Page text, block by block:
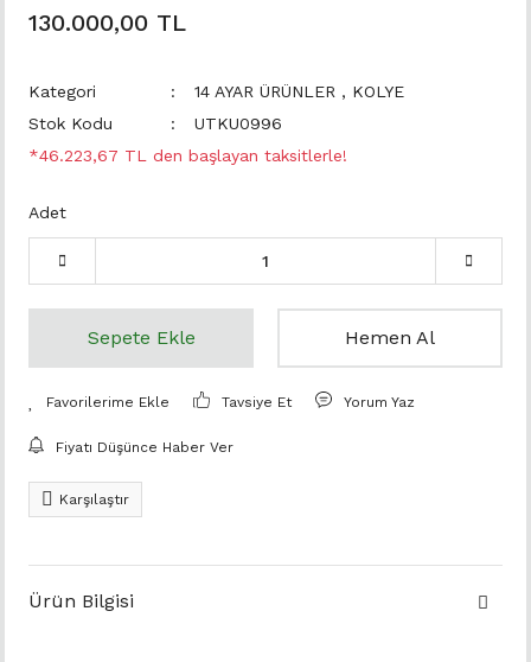
130.000,00 TL
Kategori 14 AYAR ÜRÜNLER , KOLYE
Stok Kodu
UTKU0996
*46.223,67 TL den başlayan taksitlerle!
Adet
Sepete Ekle Hemen Al
Tavsiye Et Yorum Yaz
Fiyatı Düşünce Haber Ver
Karşılaştır
Ürün Bilgisi